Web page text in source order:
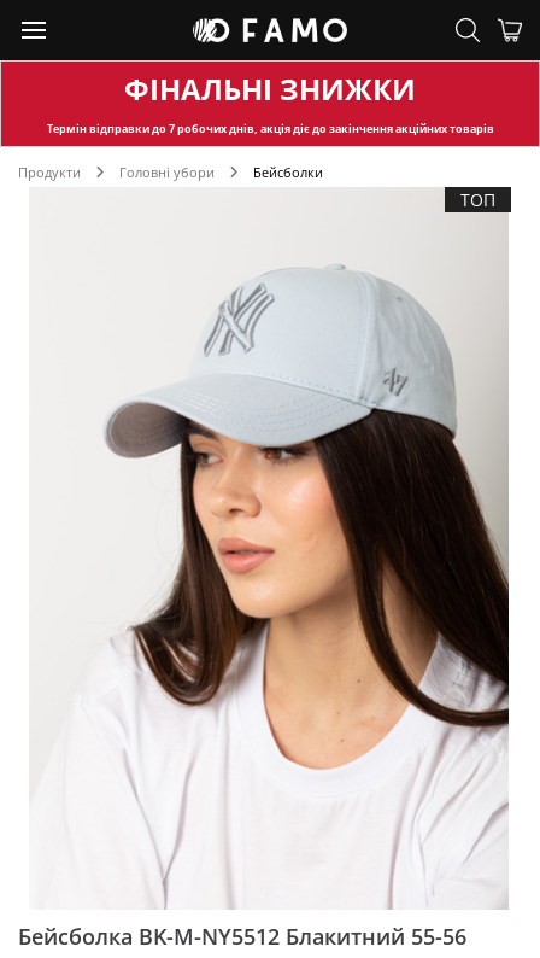
ФІНАЛЬНІ ЗНИЖКИ
Термін відправкидо 7 робочих днів, акція діє до закінчення акційних товарів
Продукти Головні убори Бейсболки
ТОП
Бейсболка BK-M-NY5512 Блакитний 55-56